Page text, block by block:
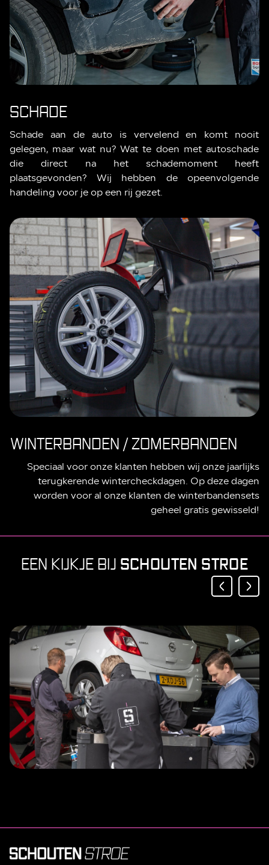
SCHADE
Schade aan de auto is vervelend en komt nooit
gelegen, maar wat nu? Wat te doen met autoschade
die direct na het schademoment heeft
plaatsgevonden? Wij hebben de opeenvolgende
handeling voor je op een rij gezet.
WINTERBANDEN / ZOMERBANDEN
Speciaal voor onze klanten hebben wij onze jaarlijks
terugkerende wintercheckdagen. Op deze dagen
worden voor al onze klanten de winterbandensets
geheel gratis gewisseld!
EEN KIJKJE BIJ SCHOUTEN STROE